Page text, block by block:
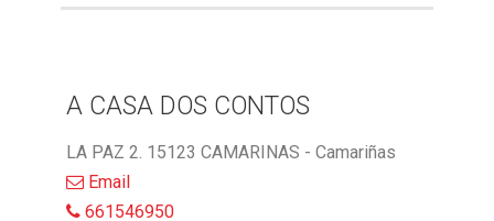
A CASA DOS CONTOS
LA PAZ 2. 15123 CAMARINAS - Camariñas
Email
661546950